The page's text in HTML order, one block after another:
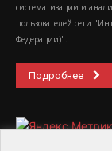
систематизации и
пользователей сети
Федерации)".
Подробнее